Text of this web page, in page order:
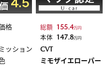
格 総額 155.4万円
本体 147.8万円
ミッション
CVT
ミモザイエローパー